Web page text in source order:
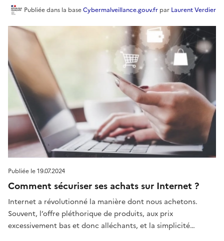
Publiée le19.07.2024
Comment sécuriser ses achats sur Internet ?
Internet a révolutionné la manière dont nous achetons.
Souvent, l’offre pléthorique de produits, aux prix
excessivement bas et donc alléchants, et la simplicité
Publiéedans la baseCybermalveillance.gouv.fr par Laurent Verdier